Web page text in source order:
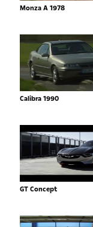
Monza A 1978
Calibra 1990
GT Concept